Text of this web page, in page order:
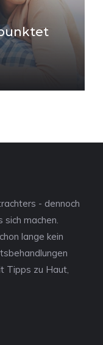
- dennoch
machen.
lange kein
Tipps zu Haut,